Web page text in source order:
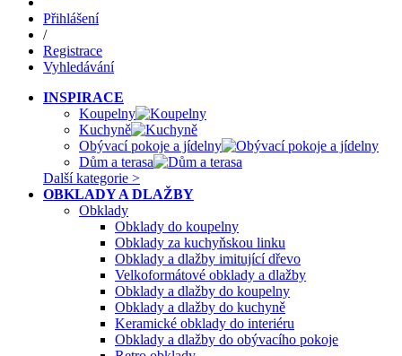
Přihlášení
/
Registrace
Vyhledávání
INSPIRACE
Koupelny
Kuchyně
Obývací pokoje a jídelny
Dům a terasa
Další kategorie >
OBKLADY A DLAŽBY
Obklady
Obklady do koupelny
Obklady za kuchyňskou linku
Obklady a dlažby imitující dřevo
Velkoformátové obklady a dlažby
Obklady a dlažby do koupelny
Obklady a dlažby do kuchyně
Keramické obklady do interiéru
Obklady a dlažby do obývacího pokoje